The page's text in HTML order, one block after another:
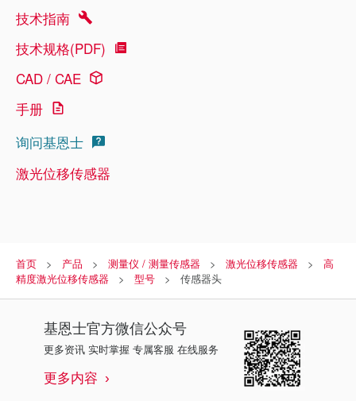
技术指南
技术规格(PDF)
CAD / CAE
手册
询问基恩士
激光位移传感器
首页 产品 测量仪 / 测量传感器 激光位移传感器
高
精度激光位移传感器
型号 传感器头
基恩士官方微信公众号
更多资讯 实时掌握 专属客服 在线服务
更多内容